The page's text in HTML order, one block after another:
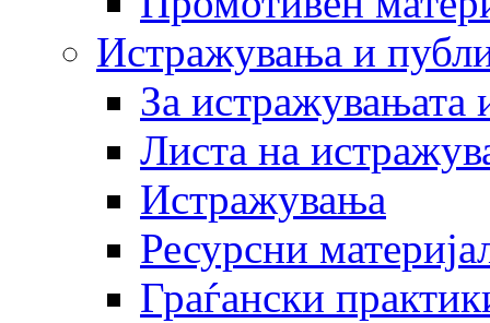
Истражувања и
За истражувањата
Листа на
Истражувања
Ресурсни
Граѓански